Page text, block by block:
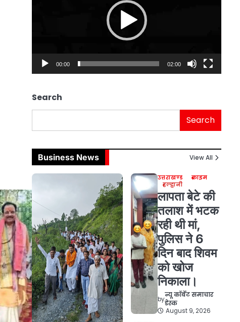
00:00 02:00
Search
Search
Business News View All
उत्तराखण्ड
क्राइम
हल्द्वानी
लापता बेटे की
तलाश में भटक
रही थी मां,
पुलिस ने 6
दिन बाद शिवम
को खोज
निकाला।
by
न्यू कॉर्बेट समाचार
डेस्क
August 9, 2026